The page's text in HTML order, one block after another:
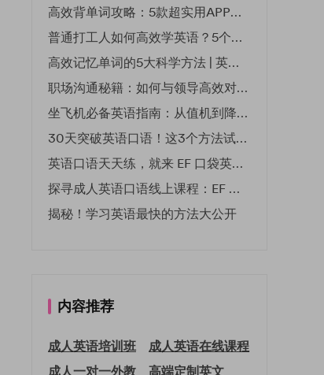
高效背单词攻略：5款超实用APP推荐 | EF英孚教育
普通打工人如何高效学英语？5个实用技巧助你突破职场瓶颈
高效记忆单词的5大科学方法 | 英语学习必备技巧
职场沟通秘籍：如何与领导高效对话 | EF英孚职场指南
坐飞机必备英语指南：从值机到降落的全流程表达
30天突破英语口语！这3个方法试过的人都说有效
英语口语天天练，就来 EF 口袋英语微信小程序
探寻成人英语口语线上课程：EF 英孚教育凭什么领航
揭秘！学习英语最快的方法大公开
内容推荐
成人英语培训班
成人英语在线课程
成人一对一外教
高端定制英文